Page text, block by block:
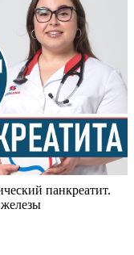
панкреатит.